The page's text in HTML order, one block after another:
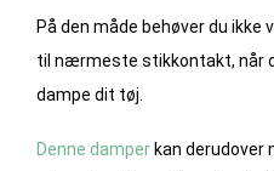
På den måde behøver du
til nærmeste stikkontakt, når
dampe dit tøj.
Denne damper kan derudover